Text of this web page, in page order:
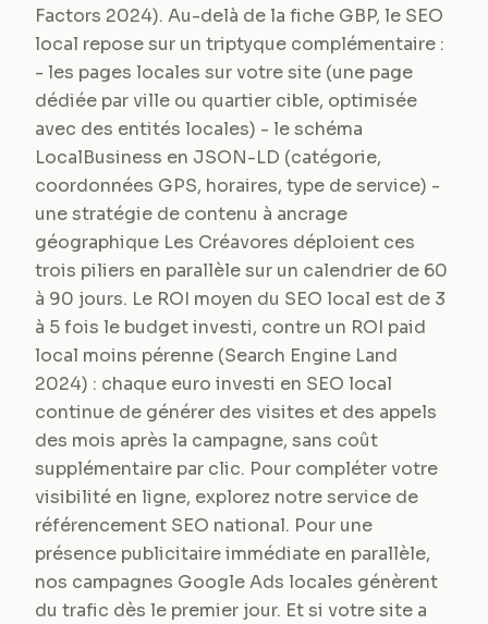
Factors 2024). Au-delà de la fiche GBP, le SEO
local repose sur un triptyque complémentaire :
- les pages locales sur votre site (une page
dédiée par ville ou quartier cible, optimisée
avec des entités locales) - le schéma
LocalBusiness en JSON-LD (catégorie,
coordonnées GPS, horaires, type de service) -
une stratégie de contenu à ancrage
géographique Les Créavores déploient ces
trois piliers en parallèle sur un calendrier de 60
à 90 jours. Le ROI moyen du SEO local est de 3
à 5 fois le budget investi, contre un ROI paid
local moins pérenne (Search Engine Land
2024) : chaque euro investi en SEO local
continue de générer des visites et des appels
des mois après la campagne, sans coût
supplémentaire par clic. Pour compléter votre
visibilité en ligne, explorez notre service de
référencement SEO national. Pour une
présence publicitaire immédiate en parallèle,
nos campagnes Google Ads locales génèrent
du trafic dès le premier jour. Et si votre site a